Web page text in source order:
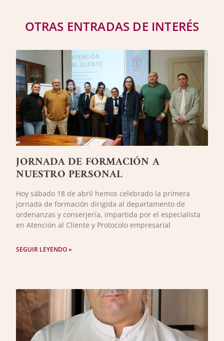
OTRAS ENTRADAS DE INTERÉS
JORNADA DE FORMACIÓN A
NUESTRO PERSONAL
Hoy sábado 18 de abril hemos celebrado la primera
jornada de formación dirigida al departamento de
ordenanzas y conserjería, impartida por el especialista
en Atención al Cliente y Protocolo empresarial
SEGUIR LEYENDO »